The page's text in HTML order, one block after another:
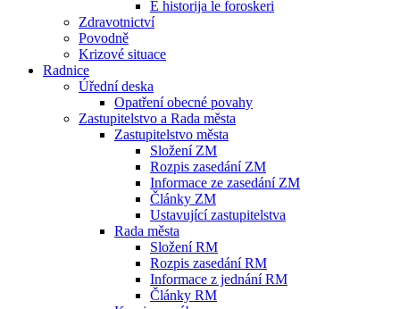
E historija le foroskeri
Zdravotnictví
Povodně
Krizové situace
Radnice
Úřední deska
Opatření obecné povahy
Zastupitelstvo a Rada města
Zastupitelstvo města
Složení ZM
Rozpis zasedání ZM
Informace ze zasedání ZM
Články ZM
Ustavující zastupitelstva
Rada města
Složení RM
Rozpis zasedání RM
Informace z jednání RM
Články RM